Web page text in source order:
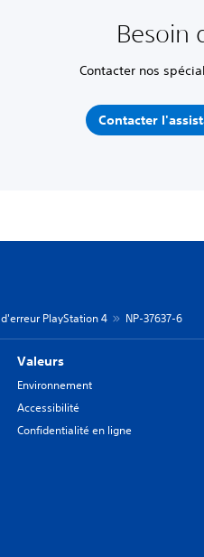
Besoin
Contacter nos
Contacter
PlayStation 4 NP-37637-6
Valeurs
Environnement
Accessibilité
Confidentialité en ligne